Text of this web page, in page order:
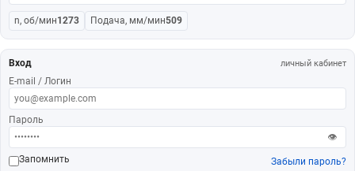
n, об/мин1273 Подача, мм/мин509
Вход личный кабинет
E-mail / Логин
Пароль
👁
Запомнить
Забыли пароль?